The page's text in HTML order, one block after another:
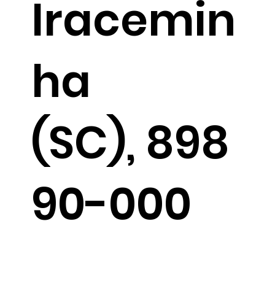
Iracemin
ha
(SC), 898
90-000